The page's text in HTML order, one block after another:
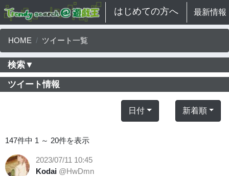
はじめての方へ 最新情報
HOME ツイート一覧
検索▼
ツイート情報
日付 新着順
147件中 1 ～ 20件を表示
2023/07/11 10:45
Kodai @HwDmn